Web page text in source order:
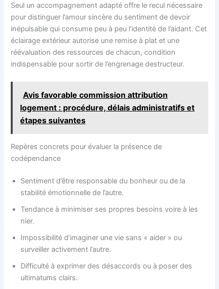
Seul un accompagnement adapté offre le recul nécessaire
pour distinguer l’amour sincère du sentiment de devoir
inépuisable qui consume peu à peu l’identité de l’aidant. Cet
éclairage extérieur autorise une remise à plat et une
réévaluation des ressources de chacun, condition
indispensable pour sortir de l’engrenage destructeur.
Avis favorable commission attribution
logement : procédure, délais administratifs et
étapes suivantes
Repères concrets pour évaluer la présence de
codépendance
Sentiment d’être responsable du bonheur ou de la
stabilité émotionnelle de l’autre.
Tendance à minimiser ses propres besoins voire à les
nier.
Impossibilité d’imaginer une vie sans « aider » ou
surveiller activement l’autre.
Difficulté à exprimer des désaccords ou à poser des
ultimatums clairs.